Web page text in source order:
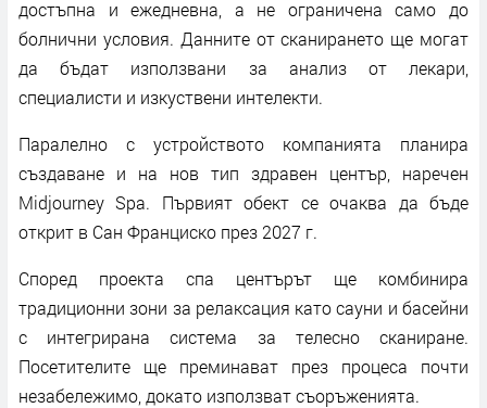
достъпна и ежедневна, а не ограничена само до
болнични условия. Данните от сканирането ще могат
да бъдат използвани за анализ от лекари,
специалисти и изкуствени интелекти.
Паралелно с устройството компанията планира
създаване и на нов тип здравен център, наречен
Midjourney Spa. Първият обект се очаква да бъде
открит в Сан Франциско през 2027 г.
Според проекта спа центърът ще комбинира
традиционни зони за релаксация като сауни и басейни
с интегрирана система за телесно сканиране.
Посетителите ще преминават през процеса почти
незабележимо, докато използват съоръженията.